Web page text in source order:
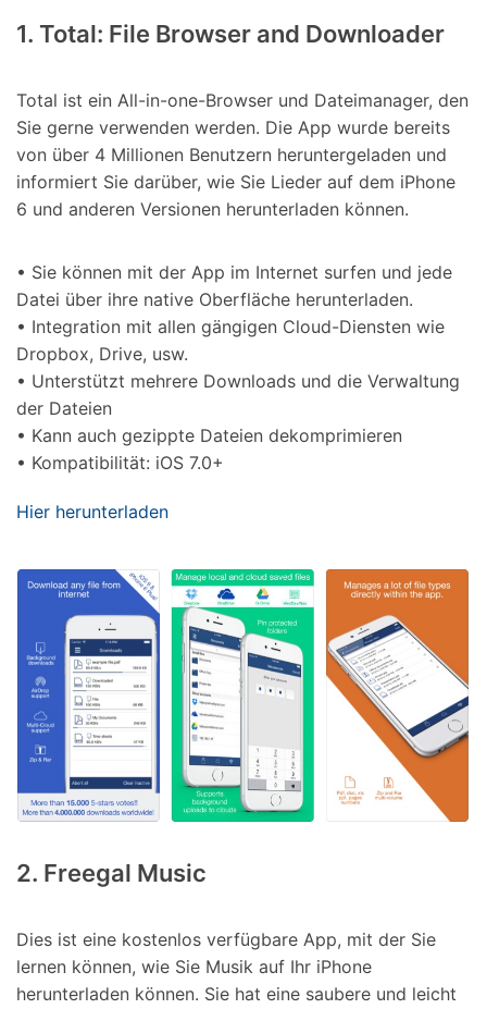
1. Total: File Browser and Downloader
Total ist ein All-in-one-Browser und Dateimanager, den
Sie gerne verwenden werden. Die App wurde bereits
von über 4 Millionen Benutzern heruntergeladen und
informiert Sie darüber, wie Sie Lieder auf dem iPhone
6 und anderen Versionen herunterladen können.
• Sie können mit der App im Internet surfen und jede
Datei über ihre native Oberfläche herunterladen.
• Integration mit allen gängigen Cloud-Diensten wie
Dropbox, Drive, usw.
• Unterstützt mehrere Downloads und die Verwaltung
der Dateien
• Kann auch gezippte Dateien dekomprimieren
• Kompatibilität: iOS 7.0+
Hier herunterladen
2. Freegal Music
Dies ist eine kostenlos verfügbare App, mit der Sie
lernen können, wie Sie Musik auf Ihr iPhone
herunterladen können. Sie hat eine saubere und leicht